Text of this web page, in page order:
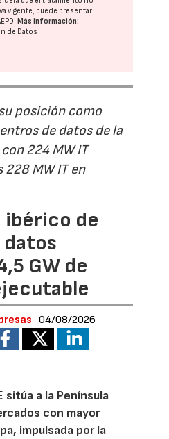
vigente, puede presentar
. Más información:
de Datos
posición como
de datos de la
224 MW IT
MW IT en
ibérico de
GW de
04/08/2026
sitúa a la Península
con mayor
impulsada por la